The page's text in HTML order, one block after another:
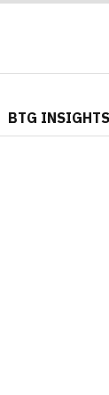
BTG INSIGHTS